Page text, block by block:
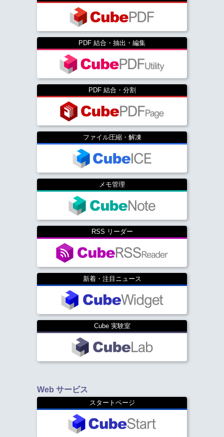
PDF 結合・抽出・編集
PDF 結合・分割
ファイル圧縮・解凍
メモ管理
RSS リーダー
新着・注目ニュース
Cube 実験室
Web サービス
スタートページ